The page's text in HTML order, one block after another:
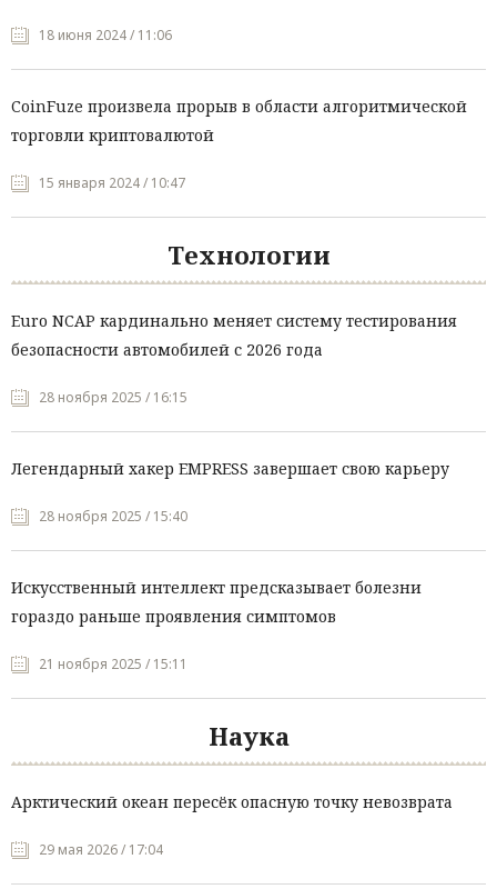
18 июня 2024 / 11:06
CoinFuze произвела прорыв в области алгоритмической
торговли криптовалютой
15 января 2024 / 10:47
Технологии
Euro NCAP кардинально меняет систему тестирования
безопасности автомобилей с 2026 года
28 ноября 2025 / 16:15
Легендарный хакер EMPRESS завершает свою карьеру
28 ноября 2025 / 15:40
Искусственный интеллект предсказывает болезни
гораздо раньше проявления симптомов
21 ноября 2025 / 15:11
Наука
Арктический океан пересёк опасную точку невозврата
29 мая 2026 / 17:04